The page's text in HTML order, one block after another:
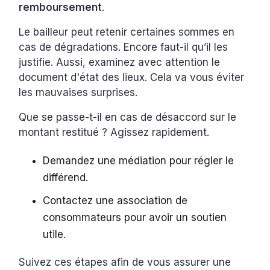
remboursement.
Le bailleur peut retenir certaines sommes en
cas de dégradations. Encore faut-il qu’il les
justifie. Aussi, examinez avec attention le
document d'état des lieux. Cela va vous éviter
les mauvaises surprises.
Que se passe-t-il en cas de désaccord sur le
montant restitué ? Agissez rapidement.
Demandez une médiation pour régler le
différend.
Contactez une association de
consommateurs pour avoir un soutien
utile.
Suivez ces étapes afin de vous assurer une